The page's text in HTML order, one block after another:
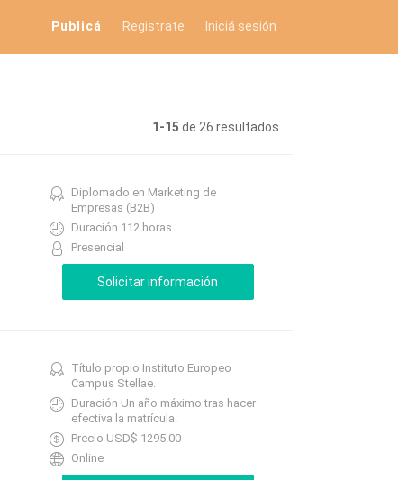
Publicá Registrate Iniciá sesión
1-15 de 26 resultados
Diplomado en Marketing de
Empresas (B2B)
Duración 112 horas
Presencial
Título propio Instituto Europeo
Campus Stellae.
Duración Un año máximo tras hacer
efectiva la matrícula.
Precio USD$ 1295.00
Online